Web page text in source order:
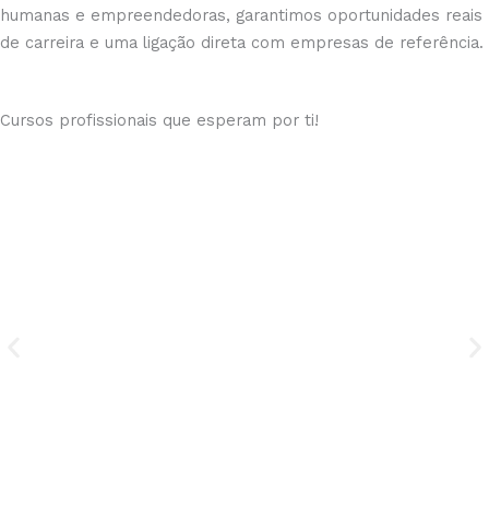
humanas e empreendedoras, garantimos oportunidades reais
de carreira e uma ligação direta com empresas de referência.
Cursos profissionais que esperam por ti!